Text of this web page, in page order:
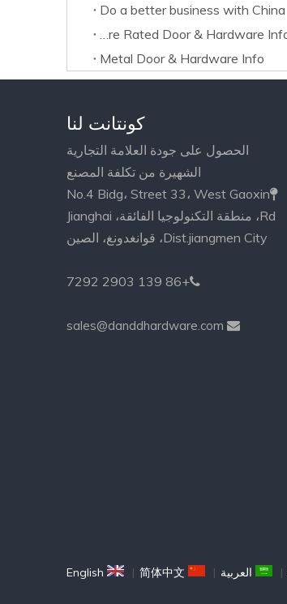
Do a better business with China
Fire Rated Door & Hardware Info
Metal Door & Hardware Info
كونتانت لنا
الحصول على جودة العلامة التجارية
الشهيرة من تكلفة المصنع
No.4 Bidg، Street 33، West Gaoxin
Rd، منطقة التكنولوجيا الفائقة، Jianghai
Dist.jiangmen City، قوانغدونغ، الصين

+86 139 2903 7292

sales@danddhardware.com
| العربية |
简体中文
|
English